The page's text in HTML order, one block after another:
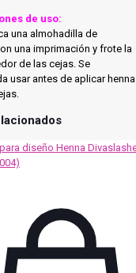
de uso:
una almohadilla de
una imprimación y frote la
de las cejas. Se
usar antes de aplicar henna